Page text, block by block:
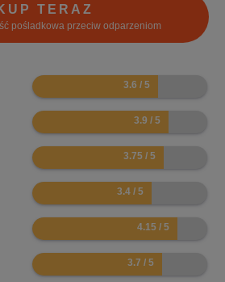
TERAZ
pośladkowa przeciw odparzeniom
7.2
7.8
7.5
6.8
8.3
7.4